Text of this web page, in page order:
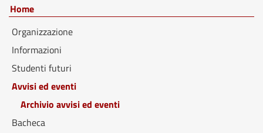
Home
Organizzazione
Informazioni
Studenti futuri
Avvisi ed eventi
Archivio avvisi ed eventi
Bacheca